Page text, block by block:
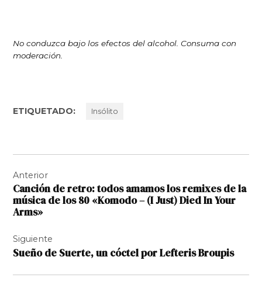
No conduzca bajo los efectos del alcohol. Consuma con
moderación.
ETIQUETADO: Insólito
de
entradas
Anterior
Canción de retro: todos amamos los remixes de la
música de los 80 «Komodo – (I Just) Died In Your
Arms»
Siguiente
Sueño de Suerte, un cóctel por Lefteris Broupis